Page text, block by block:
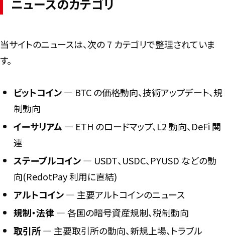
ニュースのカテゴリ
当サイトのニュースは、次の 7 カテゴリで整理されていま
す。
ビットコイン― BTC の価格動向、技術アップデート、規
制動向
イーサリアム ― ETH のロードマップ、L2 動向、DeFi 関
連
ステーブルコイン― USDT、USDC、PYUSD などの動
向(RedotPay 利用に直結)
アルトコイン― 主要アルトコインのニュース
規制・法律― 各国の暗号資産規制、税制動向
取引所― 主要取引所の動向、新規上場、トラブル